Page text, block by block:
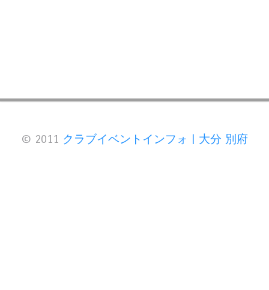
© 2011 クラブイベントインフォ | 大分 別府